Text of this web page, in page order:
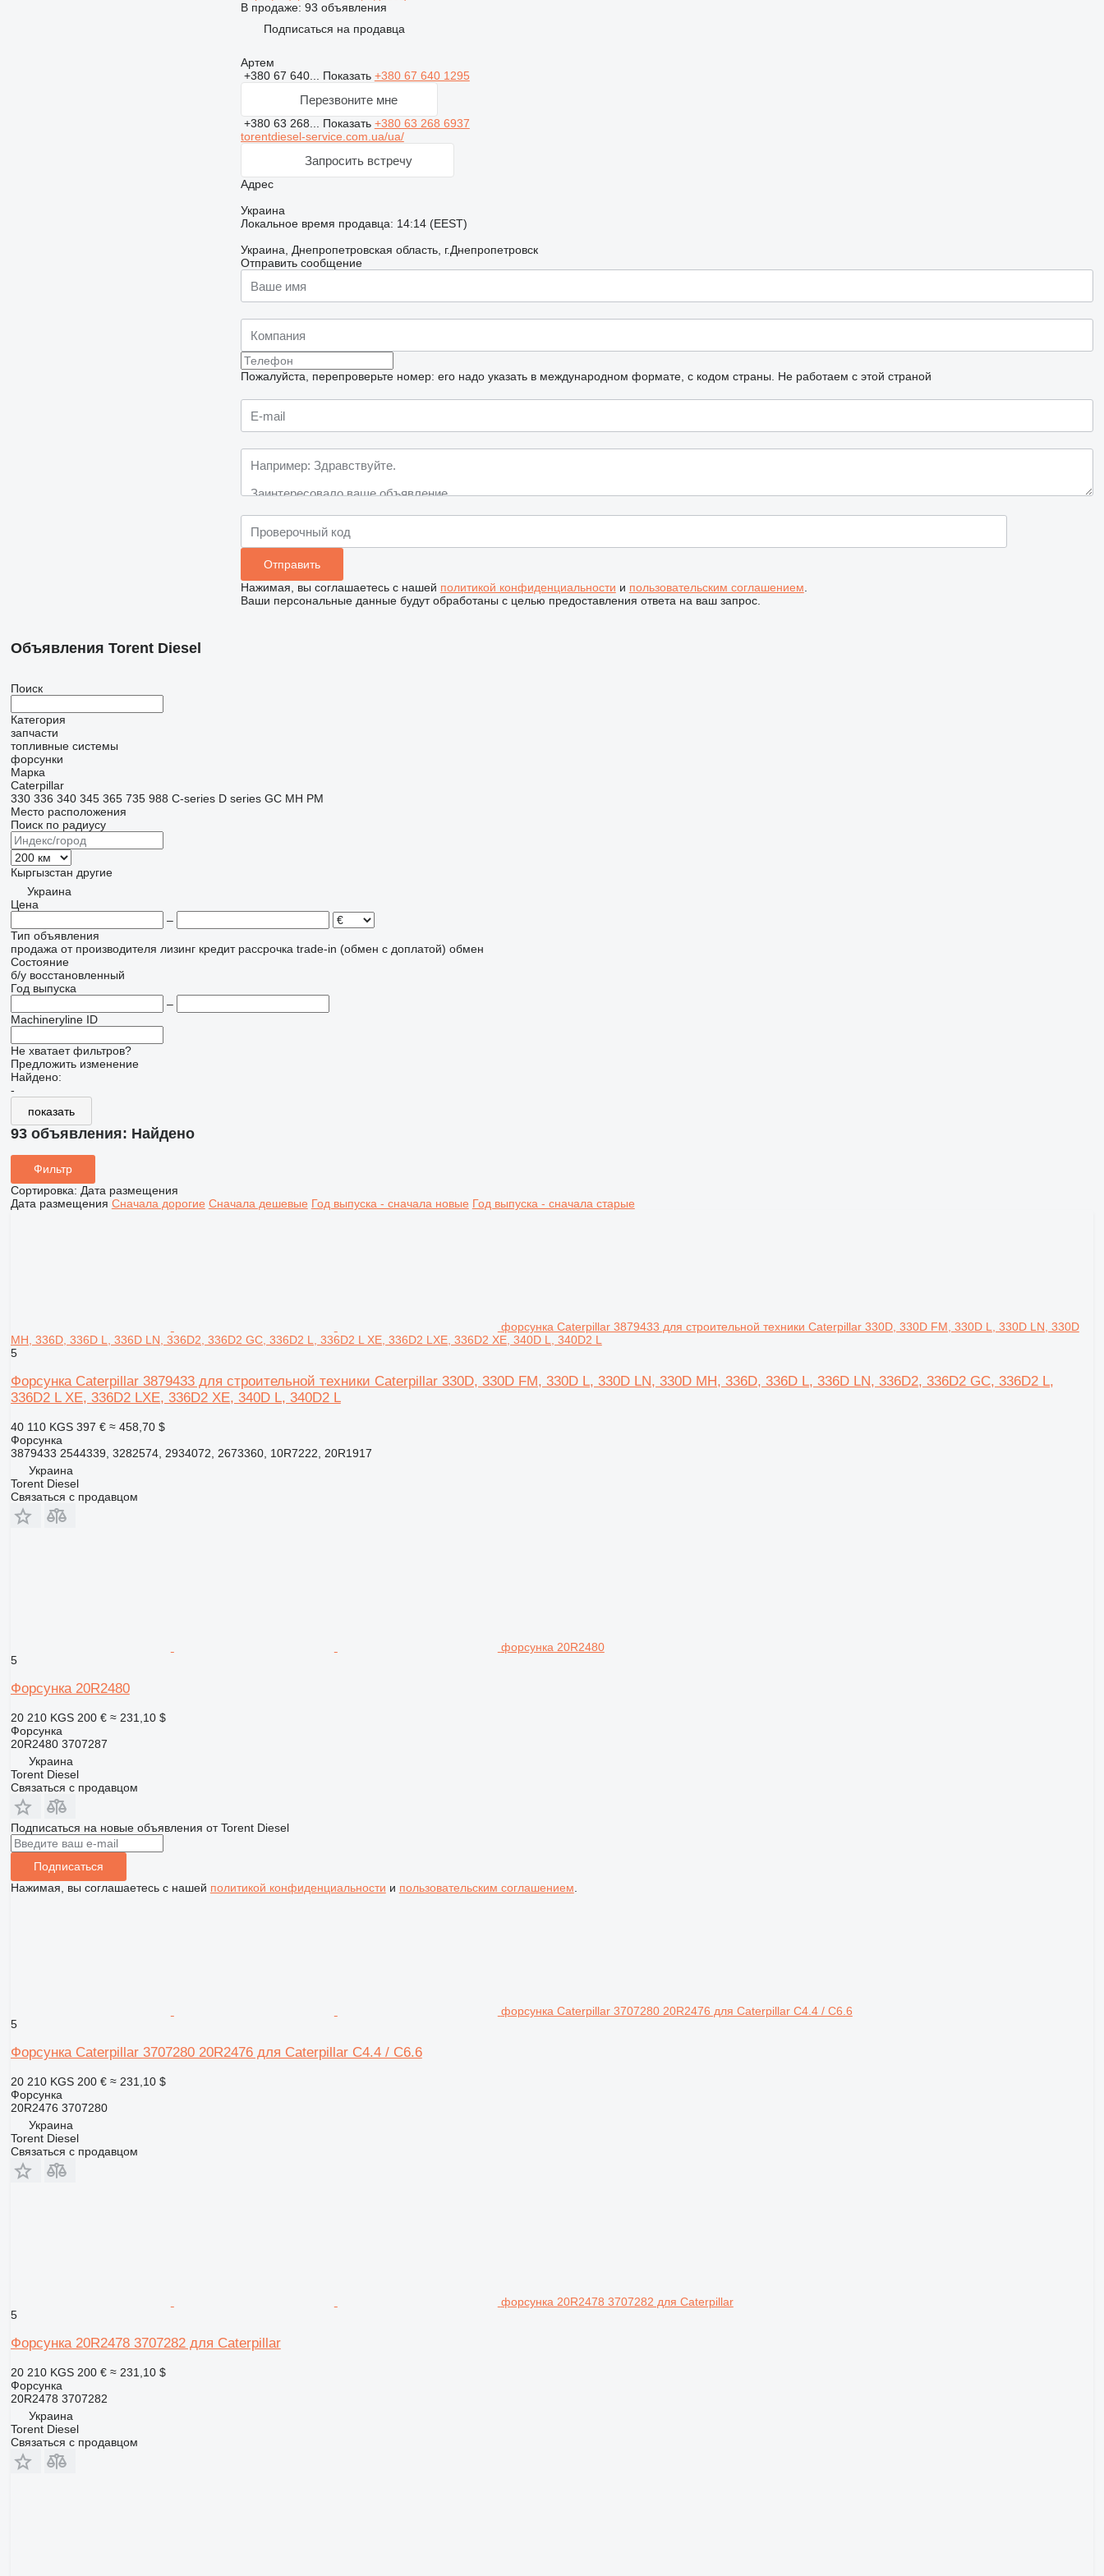
В продаже: 93 объявления
Подписаться на продавца
Артем
+380 67 640... Показать +380 67 640 1295
Перезвоните мне
+380 63 268... Показать +380 63 268 6937
torentdiesel-service.com.ua/ua/
Запросить встречу
Адрес
Украина
Локальное время продавца: 14:14 (EEST)
Украина, Днепропетровская область, г.Днепропетровск
Отправить сообщение
Пожалуйста, перепроверьте номер: его надо указать в международном формате, с кодом страны. Не работаем с этой страной
Нажимая, вы соглашаетесь с нашей политикой конфиденциальности и пользовательским соглашением
Ваши персональные данные будут обработаны с целью предоставления ответа на ваш запрос.
Объявления Torent Diesel
Поиск
Категория
запчасти
топливные системы
форсунки
Марка
Caterpillar
330 336 340 345 365 735 988 C-series D series GC MH PM
Место расположения
Поиск по радиусу
Кыргызстан другие
Украина
Цена
–
Тип объявления
продажа от производителя лизинг кредит рассрочка trade-in (обмен с доплатой) обмен
Состояние
б/у восстановленный
Год выпуска
–
Machineryline ID
Не хватает фильтров?
Предложить изменение
Найдено:
-
показать
93 объявления: Найдено
Фильтр
Сортировка: Дата размещения
Дата размещения Сначала дорогие Сначала дешевые Год выпуска - сначала новые Год выпуска - сначала старые
форсунка Caterpillar 3879433 для строительной техники Caterpillar 330D, 330D FM, 330D L, 330D LN, 330D
MH, 336D, 336D L, 336D LN, 336D2, 336D2 GC, 336D2 L, 336D2 L XE, 336D2 LXE, 336D2 XE, 340D L, 340D2 L
5
Форсунка Caterpillar 3879433 для строительной техники Caterpillar 330D, 330D FM, 330D L, 330D LN, 330D MH, 336D, 336D L, 336D LN, 336D2, 336D2 GC, 336D2 L,
336D2 L XE, 336D2 LXE, 336D2 XE, 340D L, 340D2 L
40 110 KGS 397 € ≈ 458,70 $
Форсунка
3879433 2544339, 3282574, 2934072, 2673360, 10R7222, 20R1917
Украина
Torent Diesel
Связаться с продавцом
форсунка 20R2480
5
Форсунка 20R2480
20 210 KGS 200 € ≈ 231,10 $
Форсунка
20R2480 3707287
Украина
Torent Diesel
Связаться с продавцом
Подписаться на новые объявления от Torent Diesel
Подписаться
Нажимая, вы соглашаетесь с нашей политикой конфиденциальности и пользовательским соглашением
форсунка Caterpillar 3707280 20R2476 для Caterpillar C4.4 / C6.6
5
Форсунка Caterpillar 3707280 20R2476 для Caterpillar C4.4 / C6.6
20 210 KGS 200 € ≈ 231,10 $
Форсунка
20R2476 3707280
Украина
Torent Diesel
Связаться с продавцом
форсунка 20R2478 3707282 для Caterpillar
5
Форсунка 20R2478 3707282 для Caterpillar
20 210 KGS 200 € ≈ 231,10 $
Форсунка
20R2478 3707282
Украина
Torent Diesel
Связаться с продавцом